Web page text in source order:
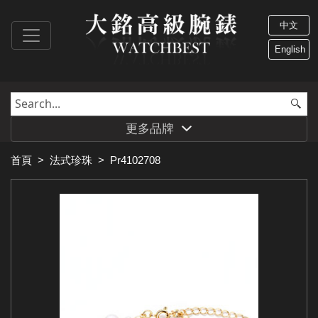
中文
English
更多品牌
首頁 > 法式珍珠 > Pr4102708